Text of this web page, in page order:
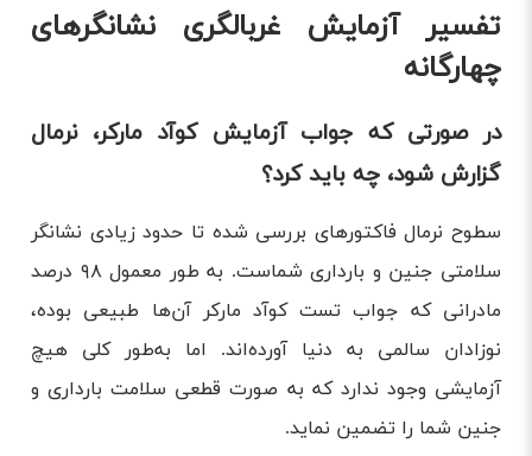
تفسیر آزمایش غربالگری نشانگرهای
چهارگانه
در صورتی که جواب آزمایش کوآد مارکر، نرمال
گزارش شود، چه باید کرد؟
سطوح نرمال فاکتورهای بررسی شده تا حدود زیادی نشانگر
سلامتی جنین و بارداری شماست. به طور معمول ۹۸ درصد
مادرانی که جواب تست کوآد مارکر آن‌ها طبیعی بوده،
نوزادان سالمی به دنیا آورده‌اند. اما به‌طور کلی هیچ
آزمایشی وجود ندارد که به صورت قطعی سلامت بارداری و
جنین شما را تضمین نماید.